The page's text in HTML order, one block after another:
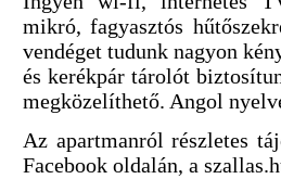
mikró, fagyasztós
vendéget tudunk nagyon
és kerékpár tárolót
megközelíthető. Angol
Az apartmanról részletes
Facebook oldalán, a